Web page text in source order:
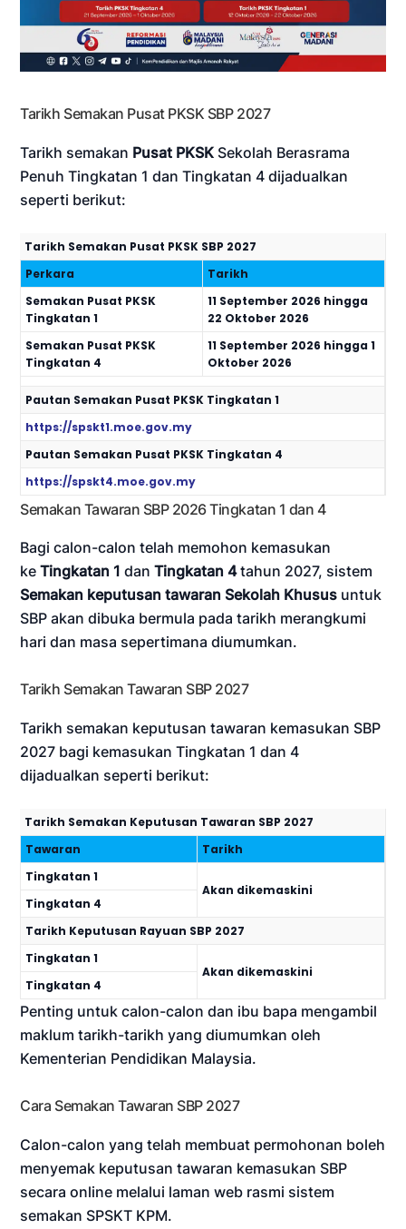
Tarikh Semakan Pusat PKSK SBP 2027
Tarikh semakan Pusat PKSK Sekolah Berasrama
Penuh Tingkatan 1 dan Tingkatan 4 dijadualkan
seperti berikut:
Tarikh Semakan Pusat PKSK SBP 2027
Perkara
Tarikh
Semakan Pusat PKSK
Tingkatan 1
11 September 2026 hingga
22 Oktober 2026
Semakan Pusat PKSK
Tingkatan 4
11 September 2026 hingga 1
Oktober 2026
Pautan Semakan Pusat PKSK Tingkatan 1
https://spskt1.moe.gov.my
Pautan Semakan Pusat PKSK Tingkatan 4
https://spskt4.moe.gov.my
Semakan Tawaran SBP 2026 Tingkatan 1 dan 4
Bagi calon-calon telah memohon kemasukan
keTingkatan 1 danTingkatan 4tahun 2027, sistem
Semakan keputusan tawaran Sekolah Khusus untuk
SBP akan dibuka bermula pada tarikh merangkumi
hari dan masa sepertimana diumumkan.
Tarikh Semakan Tawaran SBP 2027
Tarikh semakan keputusan tawaran kemasukan SBP
2027 bagi kemasukan Tingkatan 1 dan 4
dijadualkan seperti berikut:
Tarikh Semakan Keputusan Tawaran SBP 2027
Tawaran
Tarikh
Tingkatan 1
Akan dikemaskini
Tingkatan 4
Tarikh Keputusan Rayuan SBP 2027
Tingkatan 1
Akan dikemaskini
Tingkatan 4
Penting untuk calon-calon dan ibu bapa mengambil
maklum tarikh-tarikh yang diumumkan oleh
Kementerian Pendidikan Malaysia.
Cara Semakan Tawaran SBP 2027
Calon-calon yang telah membuat permohonan boleh
menyemak keputusan tawaran kemasukan SBP
secara online melalui laman web rasmi sistem
semakan SPSKT KPM.